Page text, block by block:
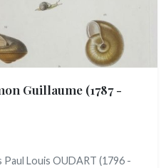
Guillaume (1787 -
Paul Louis OUDART (1796 -